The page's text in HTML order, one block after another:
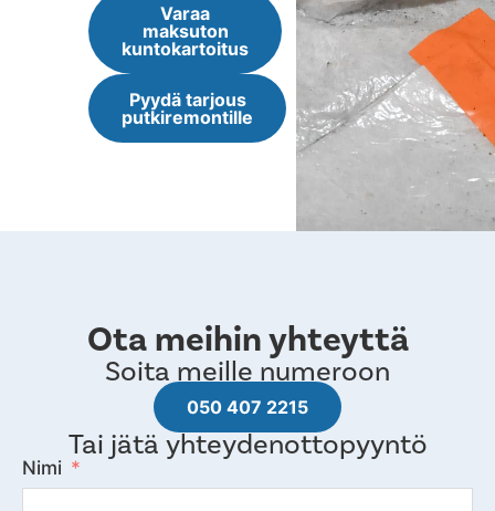
Varaa
maksuton
kuntokartoitus
Pyydä tarjous
putkiremontille
Ota meihin yhteyttä
Soita meille numeroon
050 407 2215
Tai jätä yhteydenottopyyntö
Nimi